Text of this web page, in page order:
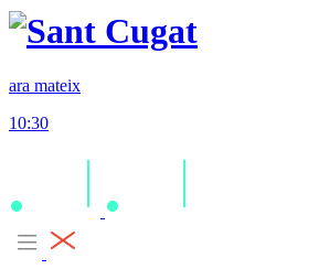
ara mateix
10:30